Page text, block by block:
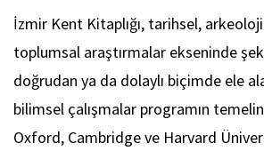
İzmir Kent Kitaplığı, tarihsel,
toplumsal araştırmalar ekseninde
doğrudan ya da dolaylı biçimde ele
bilimsel çalışmalar programın
Oxford, Cambridge ve Harvard